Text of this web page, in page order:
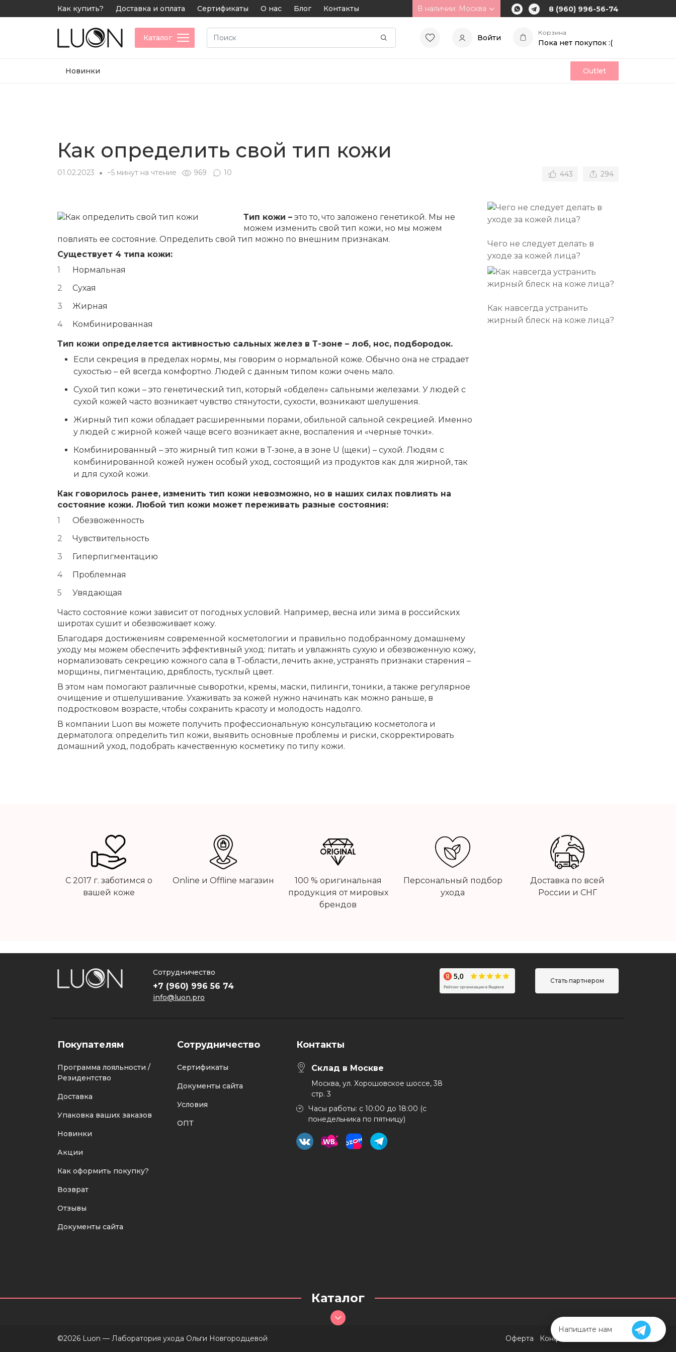
Как купить? Доставка и оплата Сертификаты О нас Блог Контакты В наличии: Москва 8 (960) 996-56-74
Каталог Войти
Корзина
Пока нет покупок :(
Новинки Outlet
Как определить свой тип кожи
01.02.2023 ~5 минут на чтение 969 10 443 294
Тип кожи – это то, что заложено генетикой. Мы не
можем изменить свой тип кожи, но мы можем
повлиять ее состояние. Определить свой тип можно по внешним признакам.
Существует 4 типа кожи:
Нормальная
Сухая
Жирная
Комбинированная
Тип кожи определяется активностью сальных желез в Т-зоне – лоб, нос, подбородок.
Если секреция в пределах нормы, мы говорим о нормальной коже. Обычно она не страдает
сухостью – ей всегда комфортно. Людей с данным типом кожи очень мало.
Сухой тип кожи – это генетический тип, который «обделен» сальными железами. У людей с
сухой кожей часто возникает чувство стянутости, сухости, возникают шелушения.
Жирный тип кожи обладает расширенными порами, обильной сальной секрецией. Именно
у людей с жирной кожей чаще всего возникает акне, воспаления и «черные точки».
Комбинированный – это жирный тип кожи в Т-зоне, а в зоне U (щеки) – сухой. Людям с
комбинированной кожей нужен особый уход, состоящий из продуктов как для жирной, так
и для сухой кожи.
Как говорилось ранее, изменить тип кожи невозможно, но в наших силах повлиять на
состояние кожи. Любой тип кожи может переживать разные состояния:
Обезвоженность
Чувствительность
Гиперпигментацию
Проблемная
Увядающая
Часто состояние кожи зависит от погодных условий. Например, весна или зима в российских
широтах сушит и обезвоживает кожу.
Благодаря достижениям современной косметологии и правильно подобранному домашнему
уходу мы можем обеспечить эффективный уход: питать и увлажнять сухую и обезвоженную кожу,
нормализовать секрецию кожного сала в Т-области, лечить акне, устранять признаки старения –
морщины, пигментацию, дряблость, тусклый цвет.
В этом нам помогают различные сыворотки, кремы, маски, пилинги, тоники, а также регулярное
очищение и отшелушивание. Ухаживать за кожей нужно начинать как можно раньше, в
подростковом возрасте, чтобы сохранить красоту и молодость надолго.
В компании Luon вы можете получить профессиональную консультацию косметолога и
дерматолога: определить тип кожи, выявить основные проблемы и риски, скорректировать
домашний уход, подобрать качественную косметику по типу кожи.
Чего не следует делать в
уходе за кожей лица?
Как навсегда устранить
жирный блеск на коже лица?
С 2017 г. заботимся о
вашей коже
Online и Offline магазин
100 % оригинальная
продукция от мировых
брендов
Персональный подбор
ухода
Доставка по всей
России и СНГ
Сотрудничество
+7 (960) 996 56 74
info@luon.pro
Стать партнером
Покупателям
Программа лояльности /
Резидентство
Доставка
Упаковка ваших заказов
Новинки
Акции
Как оформить покупку?
Возврат
Отзывы
Документы сайта
Сотрудничество
Сертификаты
Документы сайта
Условия
ОПТ
Контакты
Склад в Москве
Москва, ул. Хорошовское шоссе, 38
стр. 3
Часы работы: с 10:00 до 18:00 (с
понедельника по пятницу)
Каталог
©2026 Luon — Лаборатория ухода Ольги Новгородцевой Оферта Конфиденциальность
Напишите нам